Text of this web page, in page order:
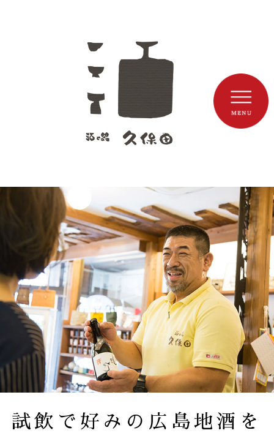
試飲で好みの広島地酒を